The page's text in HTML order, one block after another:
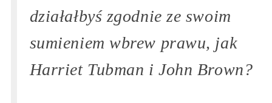
działałbyś zgodnie ze swoim
sumieniem wbrew prawu, jak
Harriet Tubman i John Brown?